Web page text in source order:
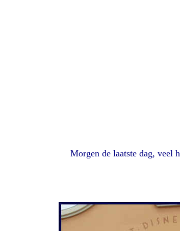
Morgen de laatste dag, veel